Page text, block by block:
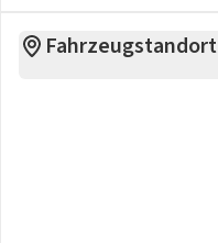
Fahrzeugstandort